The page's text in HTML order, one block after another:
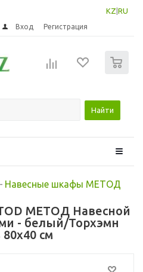
KZ RU
Вход Регистрация
Найти
- Навесные шкафы МЕТОД
МЕТОД Навесной
- белый/Торхэмн
80x40 см